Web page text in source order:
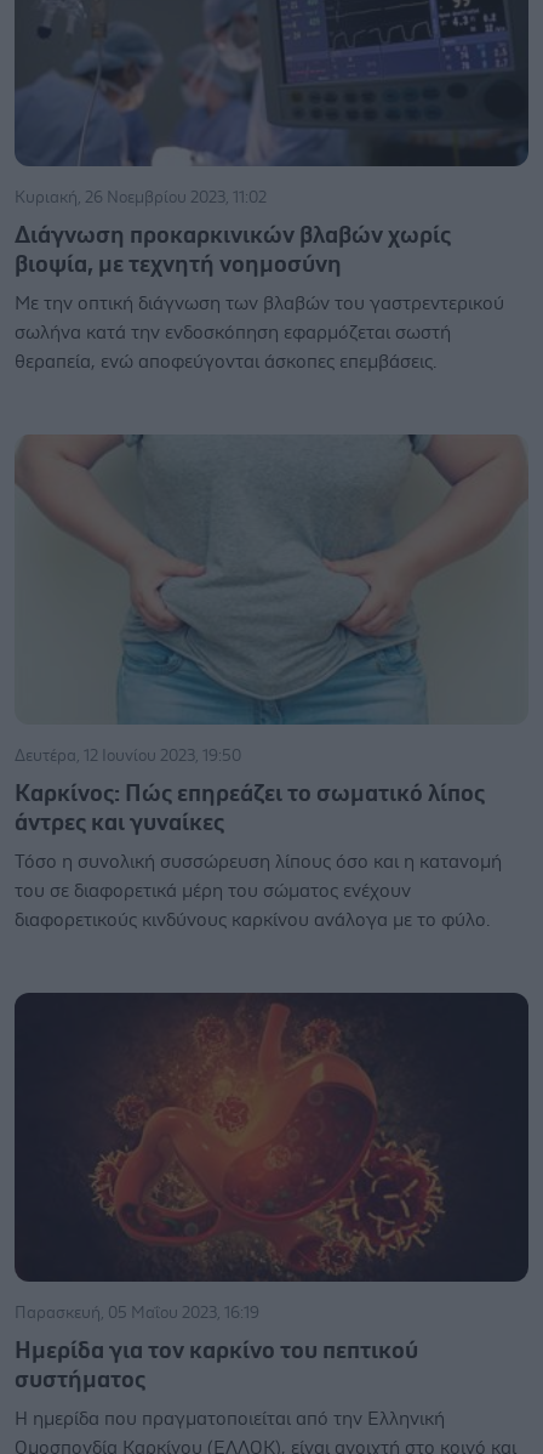
Κυριακή, 26 Νοεμβρίου 2023, 11:02
Διάγνωση προκαρκινικών βλαβών χωρίς
βιοψία, με τεχνητή νοημοσύνη
Με την οπτική διάγνωση των βλαβών του γαστρεντερικού
σωλήνα κατά την ενδοσκόπηση εφαρμόζεται σωστή
θεραπεία, ενώ αποφεύγονται άσκοπες επεμβάσεις.
Δευτέρα, 12 Ιουνίου 2023, 19:50
Καρκίνος: Πώς επηρεάζει το σωματικό λίπος
άντρες και γυναίκες
Τόσο η συνολική συσσώρευση λίπους όσο και η κατανομή
του σε διαφορετικά μέρη του σώματος ενέχουν
διαφορετικούς κινδύνους καρκίνου ανάλογα με το φύλο.
Παρασκευή, 05 Μαΐου 2023, 16:19
Ημερίδα για τον καρκίνο του πεπτικού
συστήματος
Η ημερίδα που πραγματοποιείται από την Ελληνική
Ομοσπονδία Καρκίνου (ΕΛΛΟΚ), είναι ανοιχτή στο κοινό και